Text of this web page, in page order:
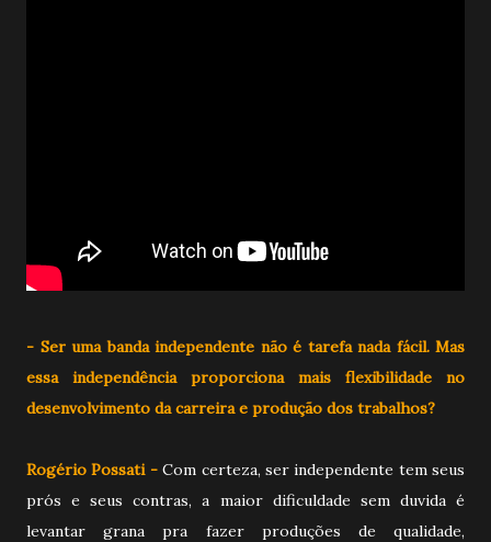
- Ser uma banda independente não é tarefa nada fácil. Mas
essa independência proporciona mais flexibilidade no
desenvolvimento da carreira e produção dos trabalhos?
Rogério Possati -Com certeza, ser independente tem seus
prós e seus contras, a maior dificuldade sem duvida é
levantar grana pra fazer produções de qualidade,